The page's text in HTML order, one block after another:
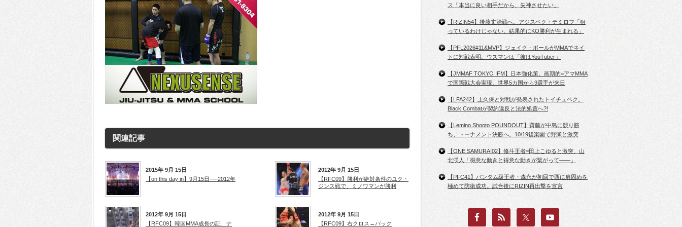
関連記事
2015年 9月 15日
【on this day in】9月15日──2012年
2012年 9月 15日
【RFC09】勝利が絶対条件のユク・
ジンス戦で、ミノワマンが勝利
2012年 9月 15日
【RFC09】韓国MMA成長の証、ナ
2012年 9月 15日
【RFC09】右クロス→バック
ス「本当に良い相手だから、失神させたい」
【RIZIN54】後藤丈治戦へ。アジスベク・テミロフ「狙
っているわけじゃない。結果的にKO勝利が生まれる」
【PFL2026#11&MVP】ジェイク・ポールがMMAでネイ
トに対戦表明。ウスマンは「彼はYouTuber」
【JMMAF TOKYO IFM】日本強化策。画期的=アマMMA
で国際戦大会実現。世界5カ国から9選手が来日
【LFA242】上久保と対戦が発表されたトイチュベク。
Black Combatが契約違反と法的処置へ?!
【Lemino Shooto POUNDOUT】齋藤が中島に競り勝
ち、トーナメント決勝へ。10/19後楽園で野瀬と激突
【ONE SAMURAI02】修斗王者=田上こゆると激突、山
北渓人「得意な動きと得意な動きが繋がって――」
【PFC41】バンタム級王者・森永が初回で西に肩固めを
極めて防衛成功。試合後にRIZIN再出撃を宣言